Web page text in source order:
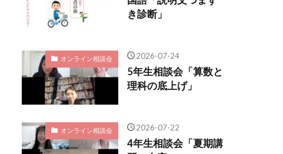
き診断」
オンライン相談会 2026-07-24
5年生相談会「算数と
理科の底上げ」
オンライン相談会 2026-07-22
4年生相談会「夏期講